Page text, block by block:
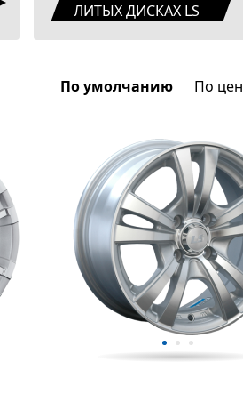
ЛИТЫХ ДИСКАХ LS
По умолчанию По